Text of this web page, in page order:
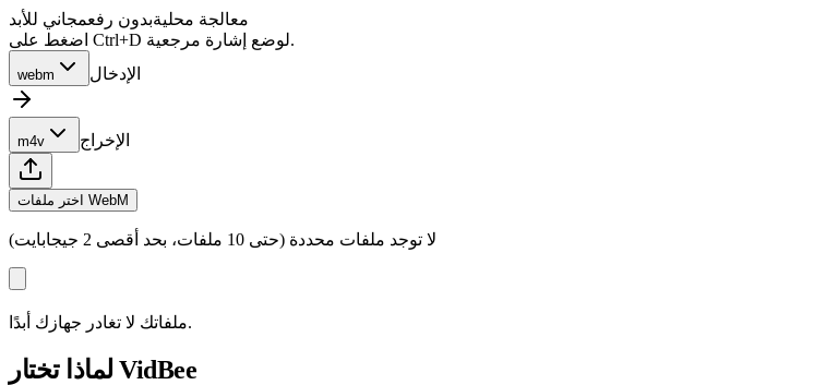
معالجة محليةبدون رفعمجاني للأبد
اضغط على Ctrl+D لوضع إشارة مرجعية.
webm الإدخال
m4v الإخراج
اختر ملفات WebM
لا توجد ملفات محددة (حتى 10 ملفات، بحد أقصى 2 جيجابايت)
ملفاتك لا تغادر جهازك أبدًا.
لماذا تختار VidBee